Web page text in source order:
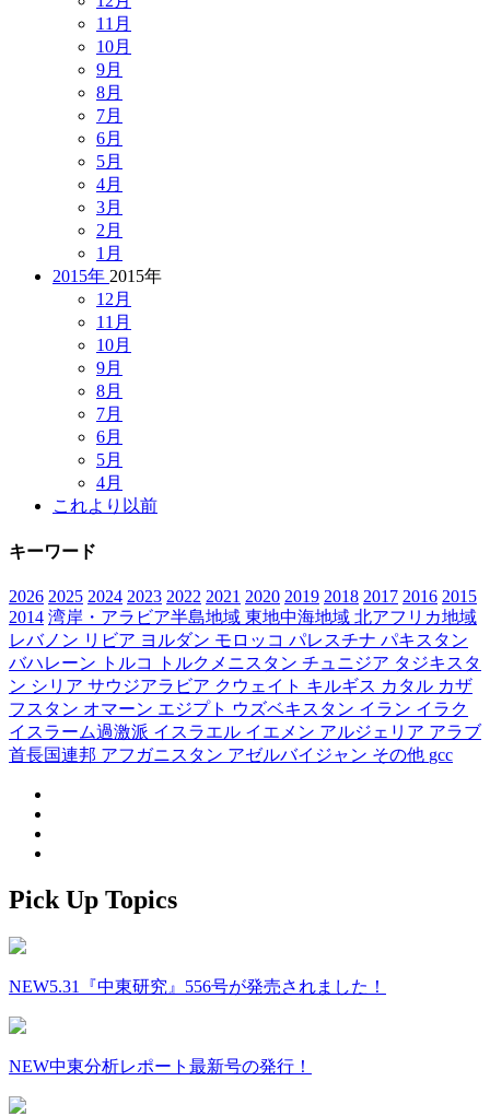
11月
10月
9月
8月
7月
6月
5月
4月
3月
2月
1月
2015年 2015年
12月
11月
10月
9月
8月
7月
6月
5月
4月
これより以前
キーワード
2026 2025 2024 2023 2022 2021 2020 2019 2018 2017 2016 2015
2014 湾岸・アラビア半島地域 東地中海地域 北アフリカ地域
レバノン リビア ヨルダン モロッコ パレスチナ パキスタン
バハレーン
トルコ トルクメニスタン チュニジア タジキスタ
ン シリア サウジアラビア クウェイト キルギス カタル カザ
フスタン オマーン エジプト ウズベキスタン イラン イラク
イスラーム過激派 イスラエル イエメン アルジェリア アラブ
首長国連邦 アフガニスタン アゼルバイジャン その他 gcc
Pick Up Topics
NEW5.31『中東研究』556号が発売されました！
NEW中東分析レポート最新号の発行！